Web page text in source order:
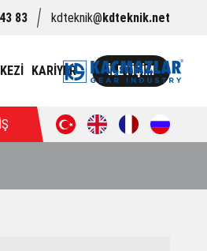
83 kdteknik@kdteknik.net
KARİYER İLETİŞİM